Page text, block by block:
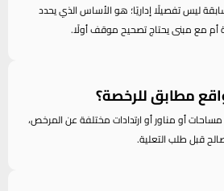
ليس تفصيلًا إداريًا؛ هو الأساس الذي يحدد
أم مع مبنى يحتاج تصحيح موقف أولًا.
مطابق للرخصة؟
مساحات أو مناور أو ارتدادات مختلفة عن المرخص،
قبل طلب التعلية.